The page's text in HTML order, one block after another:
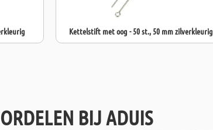
Kettelstift met oog - 50 st., 50 mm zilverkleurig
BIJ ADUIS